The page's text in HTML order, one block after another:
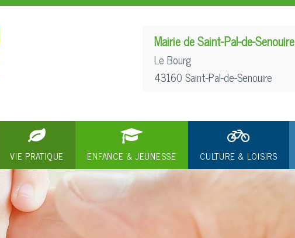
Mairie de Saint-Pal-de-Senouire
Le Bourg
43160 Saint-Pal-de-Senouire
VIE PRATIQUE ENFANCE & JEUNESSE CULTURE & LOISIRS